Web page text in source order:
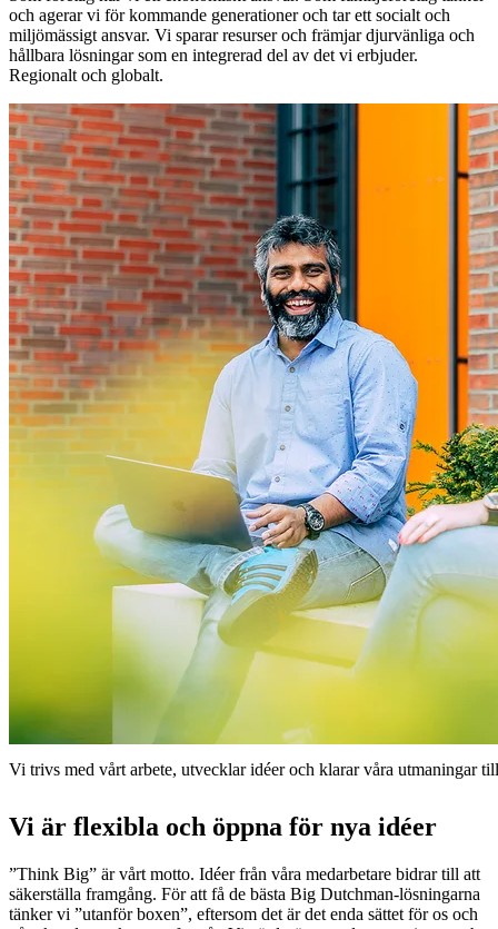
och agerar vi för kommande generationer och tar ett socialt och
miljömässigt ansvar. Vi sparar resurser och främjar djurvänliga och
hållbara lösningar som en integrerad del av det vi erbjuder.
Regionalt och globalt.
Vi trivs med vårt arbete, utvecklar idéer och klarar våra utmaningar
Vi är flexibla och öppna för nya idéer
”Think Big” är vårt motto. Idéer från våra medarbetare bidrar till att
säkerställa framgång. För att få de bästa Big Dutchman-lösningarna
tänker vi ”utanför boxen”, eftersom det är det enda sättet för os och